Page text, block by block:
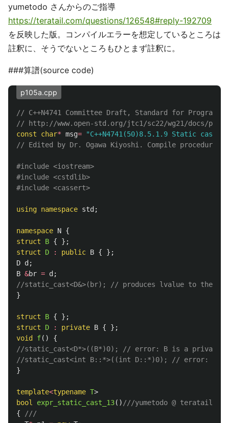
yumetodo さんからのご指導
https://teratail.com/questions/126548#reply-192709
を反映した版。コンパイルエラーを想定しているところは
註釈に、そうでないところもひとまず註釈に。
###算譜(source code)
p105a.cpp
// C++N4741 Committee Draft, Standard for
// http://www.open-std.org/jtc1/sc22/wg21/docs/
const
char* msg=
"C++N4741(50)8.5.1.9 Static cast
// Edited by Dr. Ogawa Kiyoshi. Compile procedure
#include <iostream>
#include <cstdlib>
#include <cassert>
using namespace std ;
namespace N {
struct
B {
};
struct
D : public B {
};
D d ;
B &br = d ;
//static_cast<D&>(br); // produces lvalue to the
}
struct B {
};
struct
D : private B {
};
void
f()
{
//static_cast<D*>((B*)0); // error: B is a private
//static_cast<int B::*>((int D::*)0); // error: B is
}
template<typename T>
bool
expr_static_cast_13() ///yumetodo @ teratail
{
///